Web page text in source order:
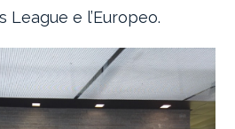
League e l’Europeo.